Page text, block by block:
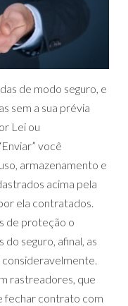
de modo seguro, e
sem a sua prévia
Lei ou
você
armazenamento e
acima pela
ela contratados.
de proteção o
seguro, afinal, as
rastreadores, que
fechar contrato com